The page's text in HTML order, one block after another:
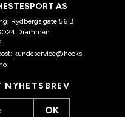
AS
Rydbergs gate 56 B
Drammen
kundeservice@hooks
NYHETSBREV
OK